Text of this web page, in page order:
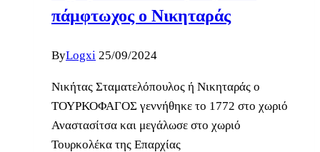
πάμφτωχος ο Νικηταράς
ByLogxi 25/09/2024
Νικήτας Σταματελόπουλος ή Νικηταράς o
ΤΟΥΡΚΟΦΑΓΟΣ γεννήθηκε το 1772 στο χωριό
Αναστασίτσα και μεγάλωσε στο χωριό
Τουρκολέκα της Επαρχίας